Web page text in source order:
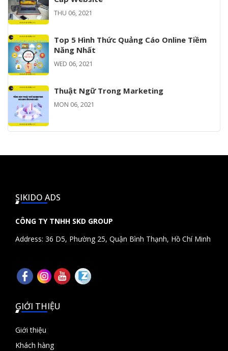
THU 06, 2021
Top 5 Hình Thức Quảng Cáo Online Tiềm
Năng Nhất
WED 06, 2021
Thuật Ngữ Trong Marketing
MON 06, 2021
SIKIDO ADS
CÔNG TY TNHH SKD GROUP
Address: 36 D5, Phường 25, Quận Bình Thạnh, Hồ Chí Minh
GIỚI THIỆU
Giới thiệu
Khách hàng